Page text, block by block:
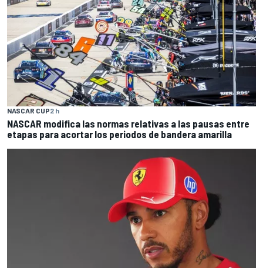
NASCAR CUP2 h
NASCAR modifica las normas relativas a las pausas entre
etapas para acortar los periodos de bandera amarilla